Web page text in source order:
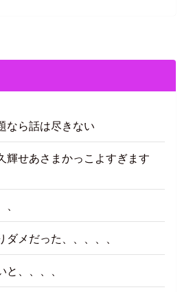
なら話は尽きない
輝せあさまかっこよすぎます
メだった、、、、、
、、、、